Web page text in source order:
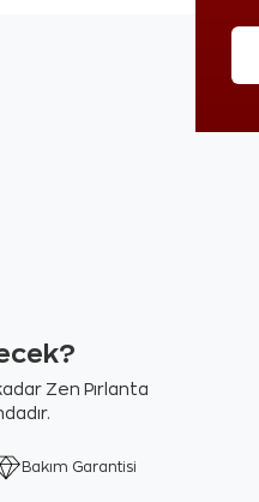
Zen Pırlanta
Bakım Garantisi